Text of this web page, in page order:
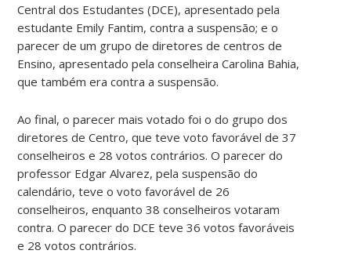
Central dos Estudantes (DCE), apresentado pela
estudante Emily Fantim, contra a suspensão; e o
parecer de um grupo de diretores de centros de
Ensino, apresentado pela conselheira Carolina Bahia,
que também era contra a suspensão.
Ao final, o parecer mais votado foi o do grupo dos
diretores de Centro, que teve voto favorável de 37
conselheiros e 28 votos contrários. O parecer do
professor Edgar Alvarez, pela suspensão do
calendário, teve o voto favorável de 26
conselheiros, enquanto 38 conselheiros votaram
contra. O parecer do DCE teve 36 votos favoráveis
e 28 votos contrários.